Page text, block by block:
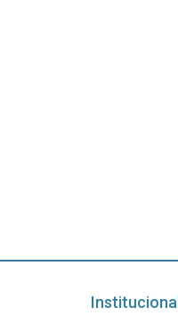
Institucional